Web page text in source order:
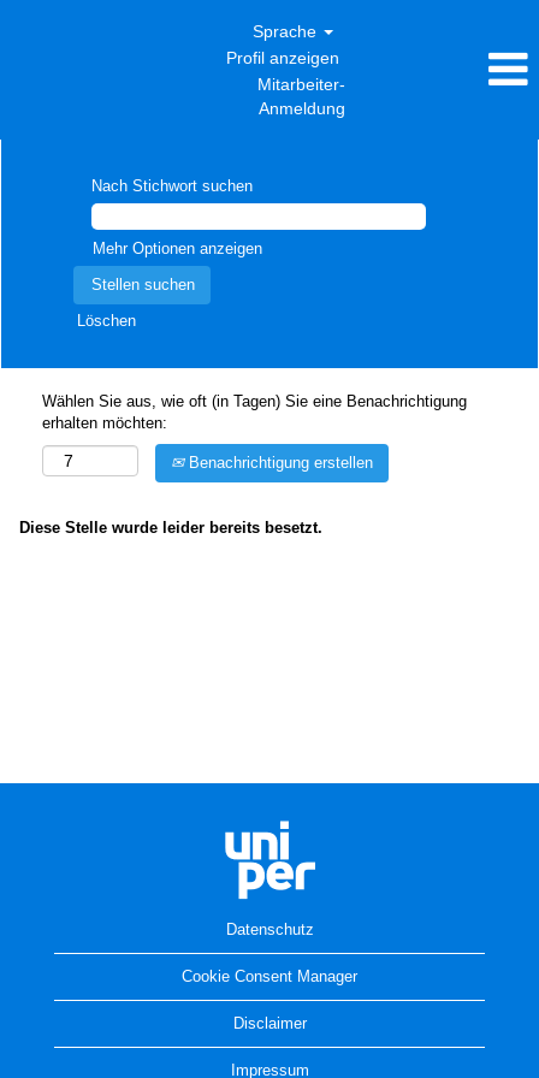
Sprache
Profil anzeigen
Mitarbeiter-
Anmeldung
Nach Stichwort suchen
Mehr Optionen anzeigen
Löschen
Wählen Sie aus, wie oft (in Tagen) Sie eine Benachrichtigung
erhalten möchten:
Benachrichtigung erstellen
Diese Stelle wurde leider bereits besetzt.
Datenschutz
Cookie Consent Manager
Disclaimer
Impressum